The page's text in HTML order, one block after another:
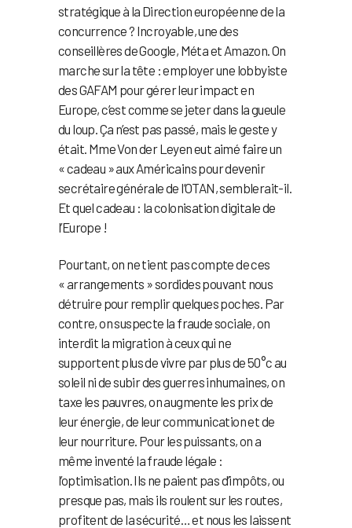
stratégique à la Direction européenne de la
concurrence ? Incroyable, une des
conseillères de Google, Méta et Amazon. On
marche sur la tête : employer une lobbyiste
des GAFAM pour gérer leur impact en
Europe, c’est comme se jeter dans la gueule
du loup. Ça n’est pas passé, mais le geste y
était. Mme Von der Leyen eut aimé faire un
« cadeau » aux Américains pour devenir
secrétaire générale de l’OTAN, semblerait-il.
Et quel cadeau : la colonisation digitale de
l’Europe !
Pourtant, on ne tient pas compte de ces
« arrangements » sordides pouvant nous
détruire pour remplir quelques poches. Par
contre, on suspecte la fraude sociale, on
interdit la migration à ceux qui ne
supportent plus de vivre par plus de 50°c au
soleil ni de subir des guerres inhumaines, on
taxe les pauvres, on augmente les prix de
leur énergie, de leur communication et de
leur nourriture. Pour les puissants, on a
même inventé la fraude légale :
l’optimisation. Ils ne paient pas d’impôts, ou
presque pas, mais ils roulent sur les routes,
profitent de la sécurité… et nous les laissent